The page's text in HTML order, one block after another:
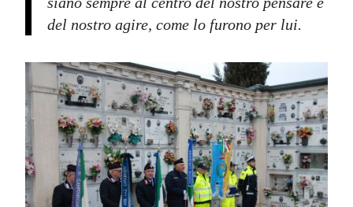
del nostro agire, come lo furono per lui.